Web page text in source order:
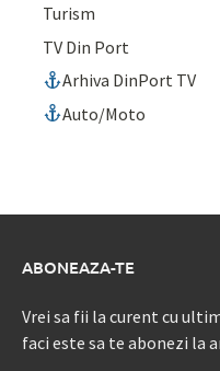
Turism
TV Din Port
Arhiva DinPort TV
Auto/Moto
ABONEAZA-TE
Vrei sa fii la curent cu
faci este sa te abonezi la